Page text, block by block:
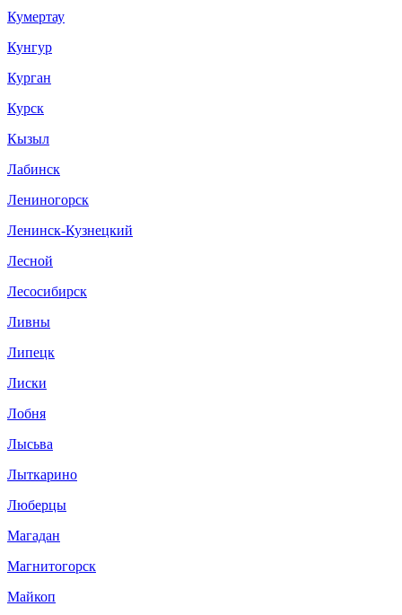
Кумертау
Кунгур
Курган
Курск
Кызыл
Лабинск
Лениногорск
Ленинск-Кузнецкий
Лесной
Лесосибирск
Ливны
Липецк
Лиски
Лобня
Лысьва
Лыткарино
Люберцы
Магадан
Магнитогорск
Майкоп